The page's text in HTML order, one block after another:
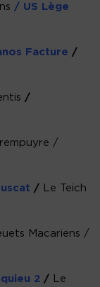
/ US Lège
Facture /
/
/
/
Le Teich
Macariens /
2 /
Le